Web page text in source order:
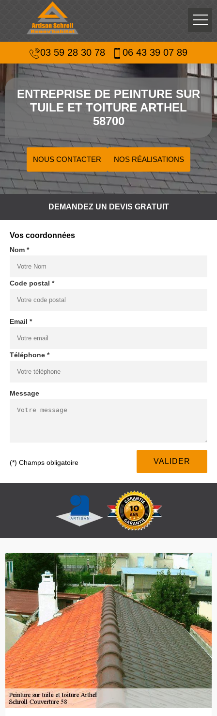
03 59 28 30 78 06 43 39 07 89
ENTREPRISE DE PEINTURE SUR
TUILE ET TOITURE ARTHEL
58700
NOUS CONTACTER NOS RÉALISATIONS
DEMANDEZ UN DEVIS GRATUIT
Vos coordonnées
Nom *
Code postal *
Email *
Téléphone *
Message
(*) Champs obligatoire